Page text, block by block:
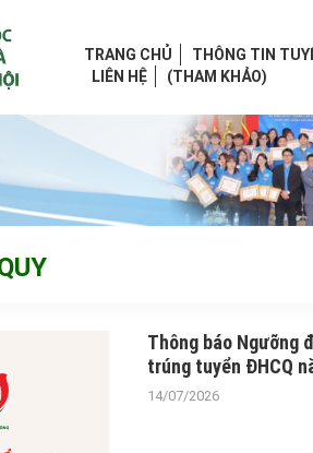
TRANG CHỦ THÔNG TIN
LIÊN HỆ
(THAM KHẢO)
Thông báo Ngưỡng
trúng tuyển ĐHCQ
14/07/2026